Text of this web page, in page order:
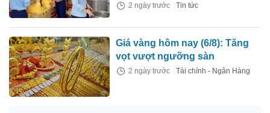
2 ngày trước Tin tức
Giá vàng hôm nay (6/8): Tăng
vọt vượt ngưỡng sàn
2 ngày trước Tài chính - Ngân Hàng